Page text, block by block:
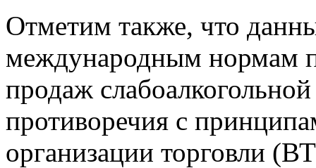
Отметим также, что
международным нормам
продаж
противоречия с
организации торговли